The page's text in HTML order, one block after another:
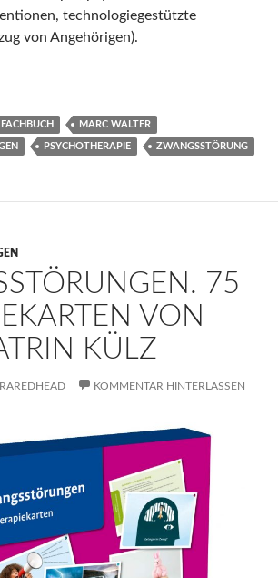
technologiegestützte
von Angehörigen).
– Formen – Interventionen von
FACHBUCH MARC WALTER
PSYCHOTHERAPIE ZWANGSSTÖRUNG
75
VON
KÜLZ
KOMMENTAR HINTERLASSEN